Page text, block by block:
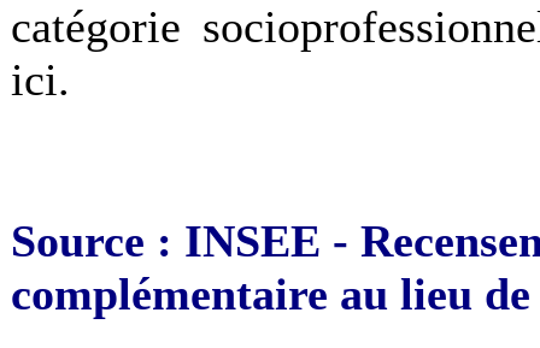
catégorie
ici.
Source : INSEE -
complémentaire au lieu de